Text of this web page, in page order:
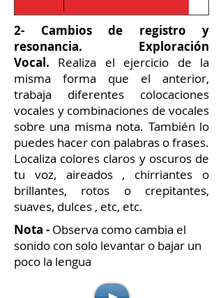
2- Cambios de registro y
resonancia. Exploración
Vocal.
Realiza el ejercicio de la
misma forma que el anterior,
trabaja diferentes colocaciones
vocales y combinaciones de vocales
sobre una misma nota. También lo
puedes hacer con palabras o frases.
Localiza colores claros y oscuros de
tu voz, aireados , chirriantes o
brillantes, rotos o crepitantes,
suaves, dulces , etc, etc.
Nota - Observa como cambia el
sonido con solo levantar o bajar un
poco la lengua